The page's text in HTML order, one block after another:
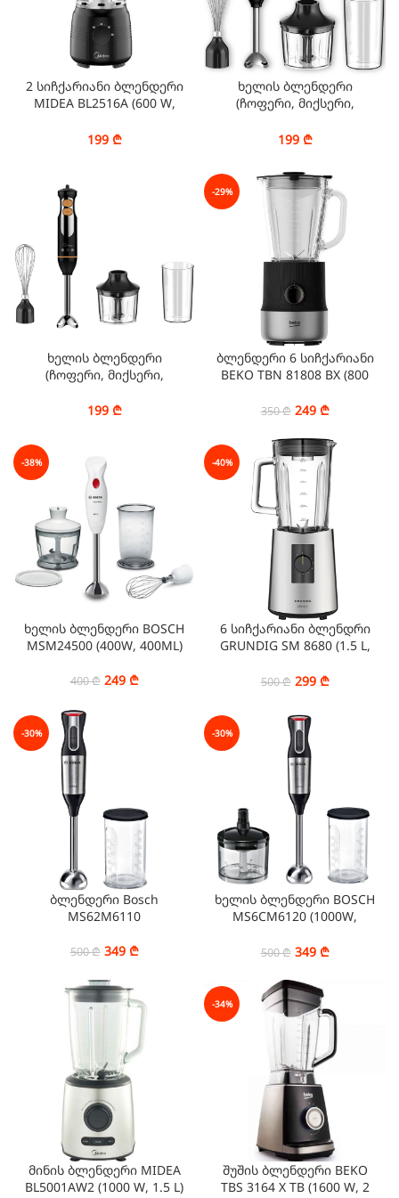
2 სიჩქარიანი ბლენდერი
MIDEA BL2516A (600 W,
199 ₾
ხელის ბლენდერი
(ჩოფერი, მიქსერი,
BH6001W-BIG WAND (1000
ლიტრი)
199 ₾
ხელის ბლენდერი
(ჩოფერი, მიქსერი,
BH4001W (400 W, 500 ML,
199 ₾
-29%
ბლენდერი 6 სიჩქარიანი
BEKO TBN 81808 BX (800
350₾ 249 ₾
-38%
ხელის ბლენდერი BOSCH
MSM24500 (400W, 400ML)
400₾ 249 ₾
-40%
6 სიჩქარიანი ბლენდრი
GRUNDIG SM 8680 (1.5 L,
500₾ 299 ₾
-30%
ბლენდერი Bosch
MS62M6110
500₾ 349 ₾
-30%
ხელის ბლენდერი BOSCH
MS6CM6120 (1000W,
500₾ 349 ₾
მინის ბლენდერი MIDEA
BL5001AW2 (1000 W, 1.5 L)
-34%
შუშის ბლენდერი BEKO
TBS 3164 X TB (1600 W, 2